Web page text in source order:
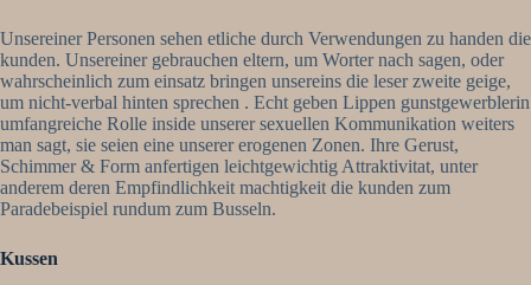
Unsereiner Personen sehen etliche durch Verwendungen zu handen die
kunden. Unsereiner gebrauchen eltern, um Worter nach sagen, oder
wahrscheinlich zum einsatz bringen unsereins die leser zweite geige,
um nicht-verbal hinten sprechen . Echt geben Lippen gunstgewerblerin
umfangreiche Rolle inside unserer sexuellen Kommunikation weiters
man sagt, sie seien eine unserer erogenen Zonen. Ihre Gerust,
Schimmer & Form anfertigen leichtgewichtig Attraktivitat, unter
anderem deren Empfindlichkeit machtigkeit die kunden zum
Paradebeispiel rundum zum Busseln.
Kussen